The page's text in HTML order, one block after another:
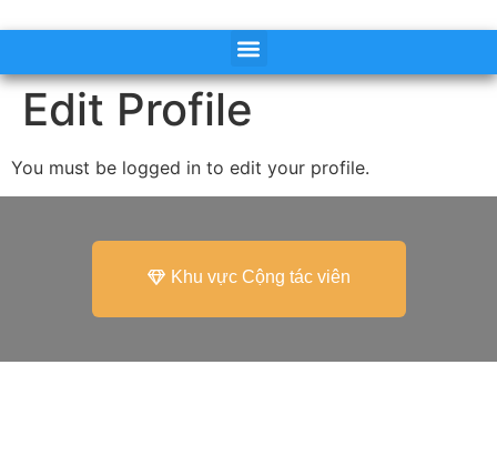
Edit Profile
You must be logged in to edit your profile.
Khu vực Cộng tác viên